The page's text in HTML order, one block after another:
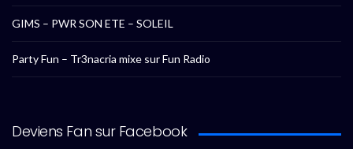
GIMS – PWR SON ETE – SOLEIL
Party Fun – Tr3nacria mixe sur Fun Radio
Deviens Fan sur Facebook